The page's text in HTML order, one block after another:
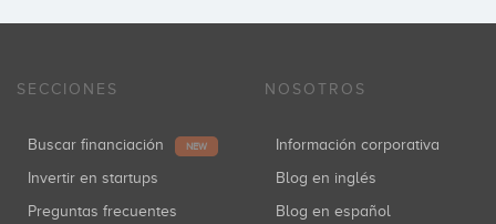
SECCIONES
Buscar financiación NEW
Invertir en startups
Preguntas frecuentes
NOSOTROS
Información corporativa
Blog en inglés
Blog en español